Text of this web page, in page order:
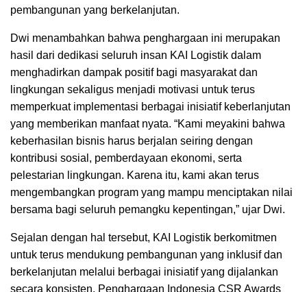
pembangunan yang berkelanjutan.
Dwi menambahkan bahwa penghargaan ini merupakan
hasil dari dedikasi seluruh insan KAI Logistik dalam
menghadirkan dampak positif bagi masyarakat dan
lingkungan sekaligus menjadi motivasi untuk terus
memperkuat implementasi berbagai inisiatif keberlanjutan
yang memberikan manfaat nyata. “Kami meyakini bahwa
keberhasilan bisnis harus berjalan seiring dengan
kontribusi sosial, pemberdayaan ekonomi, serta
pelestarian lingkungan. Karena itu, kami akan terus
mengembangkan program yang mampu menciptakan nilai
bersama bagi seluruh pemangku kepentingan,” ujar Dwi.
Sejalan dengan hal tersebut, KAI Logistik berkomitmen
untuk terus mendukung pembangunan yang inklusif dan
berkelanjutan melalui berbagai inisiatif yang dijalankan
secara konsisten. Penghargaan Indonesia CSR Awards